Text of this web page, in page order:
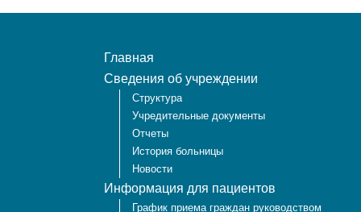
Главная
Сведения об учреждении
Структура
Учредительные документы
Отчеты
История больницы
Новости
Информация для пациентов
График приема граждан руководством